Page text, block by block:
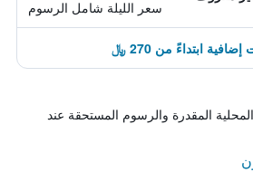
سعر الليلة شامل الرسوم
المقدرة والرسوم المستحقة عند